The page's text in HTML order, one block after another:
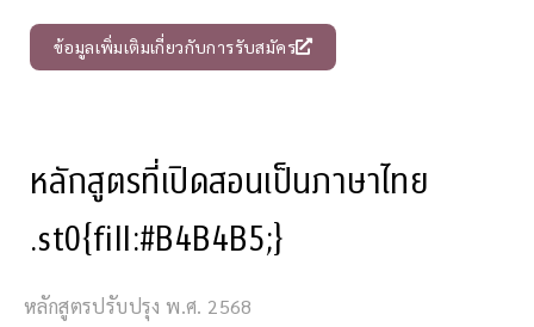
ข้อมูลเพิ่มเติมเกี่ยวกับการรับสมัคร
หลักสูตรที่เปิดสอนเป็นภาษาไทย
.st0{fill:#B4B4B5;}
หลักสูตรปรับปรุง พ.ศ. 2568